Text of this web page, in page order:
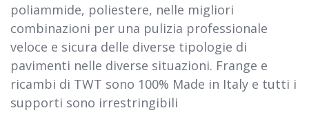
poliammide, poliestere, nelle migliori
combinazioni per una pulizia professionale
veloce e sicura delle diverse tipologie di
pavimenti nelle diverse situazioni. Frange e
ricambi di TWT sono 100% Made in Italy e tutti i
supporti sono irrestringibili